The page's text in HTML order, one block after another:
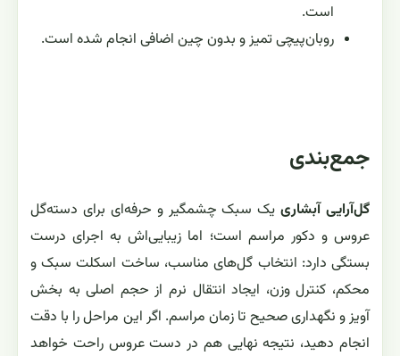
است.
روبان‌پیچی تمیز و بدون چین اضافی انجام شده است.
جمع‌بندی
گل‌آرایی آبشارییک سبک چشمگیر و حرفه‌ای برای دسته‌گل
عروس و دکور مراسم است؛ اما زیبایی‌اش به اجرای درست
بستگی دارد: انتخاب گل‌های مناسب، ساخت اسکلت سبک و
محکم، کنترل وزن، ایجاد انتقال نرم از حجم اصلی به بخش
آویز و نگهداری صحیح تا زمان مراسم. اگر این مراحل را با دقت
انجام دهید، نتیجه نهایی هم در دست عروس راحت خواهد